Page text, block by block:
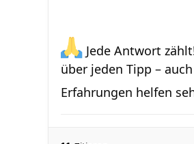
Jede Antwort
über jeden Tipp –
Erfahrungen helfen